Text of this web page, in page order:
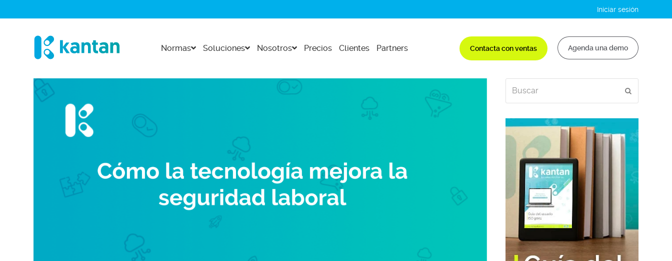
Iniciar sesión
Normas Soluciones Nosotros Precios Clientes Partners Contacta con ventas Agenda una demo